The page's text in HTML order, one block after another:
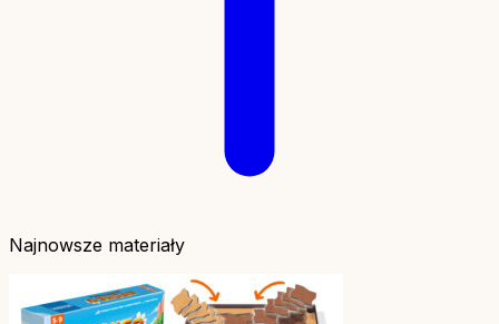
Najnowsze materiały